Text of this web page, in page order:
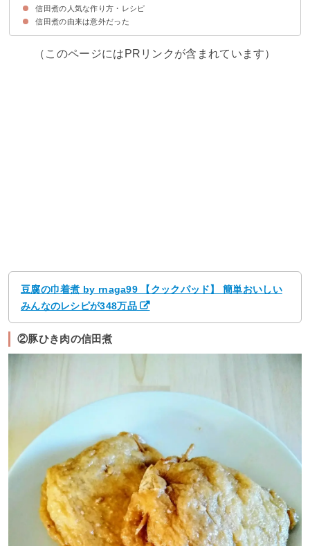
信田煮の人気な作り方・レシピ
①豆腐の信田煮
②豚ひき肉の信田煮
③鶏ひき肉の信田煮
信田煮の由来は意外だった
（このページにはPRリンクが含まれています）
豆腐の巾着煮 by rnaga99 【クックパッド】 簡単おいしい
みんなのレシピが348万品
②豚ひき肉の信田煮